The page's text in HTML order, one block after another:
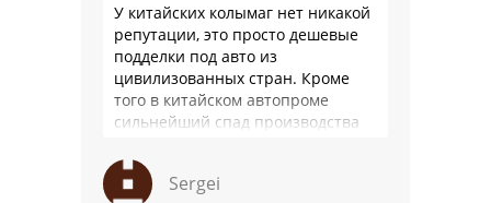
У китайских колымаг нет никакой
репутации, это просто дешевые
подделки под авто из
цивилизованных стран. Кроме
того в китайском автопроме
сильнейший спад производства
почти все китайские
производители работают …
Sergei